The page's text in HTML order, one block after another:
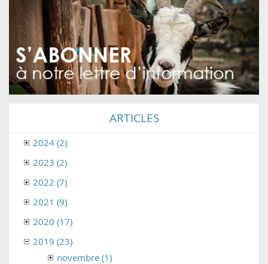
ARTICLES
2024 (2)
2023 (2)
2022 (7)
2021 (9)
2020 (17)
2019 (23)
novembre (1)